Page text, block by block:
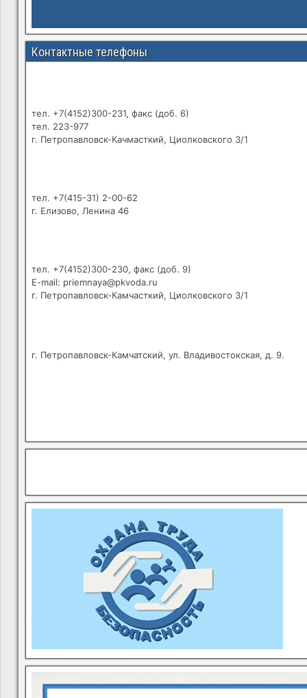
Контактные телефоны
тел. +7(4152)300-231, факс (доб. 6)
тел. 223-977
г. Петропавловск-Качмасткий, Циолковского 3/1
тел. +7(415-31) 2-00-62
г. Елизово, Ленина 46
тел. +7(4152)300-230, факс (доб. 9)
E-mail: priemnaya@pkvoda.ru
г. Петропавловск-Камчасткий, Циолковского 3/1
г. Петропавловск-Камчатский, ул. Владивостокская, д. 9.